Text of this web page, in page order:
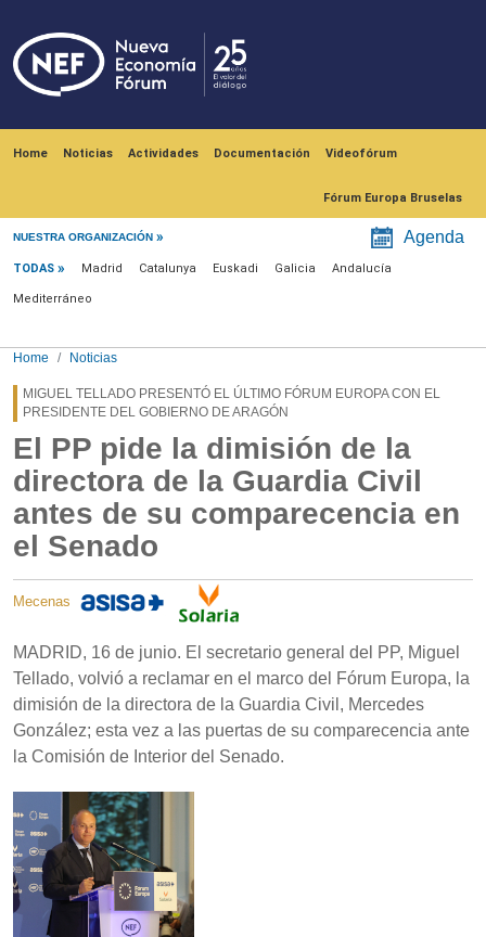
Home Noticias Actividades Documentación Videofórum
Fórum Europa Bruselas
NUESTRA ORGANIZACIÓN Agenda
Menú noticias
TODAS Madrid Catalunya Euskadi Galicia Andalucía
Mediterráneo
Home Noticias
MIGUEL TELLADO PRESENTÓ EL ÚLTIMO FÓRUM EUROPA CON EL
PRESIDENTE DEL GOBIERNO DE ARAGÓN
El PP pide la dimisión de la
directora de la Guardia Civil
antes de su comparecencia en
el Senado
Mecenas
MADRID, 16 de junio. El secretario general del PP, Miguel
Tellado, volvió a reclamar en el marco del Fórum Europa, la
dimisión de la directora de la Guardia Civil, Mercedes
González; esta vez a las puertas de su comparecencia ante
la Comisión de Interior del Senado.